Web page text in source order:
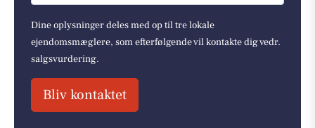
Dine oplysninger deles med op til tre lokale
ejendomsmæglere, som efterfølgende vil kontakte dig vedr.
salgsvurdering.
Bliv kontaktet